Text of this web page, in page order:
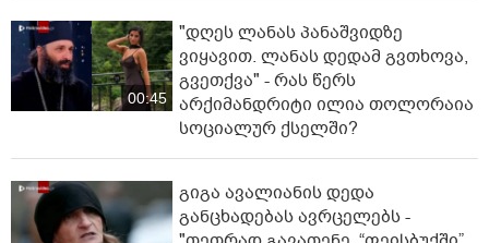
00:45
"დღეს ლანას პანაშვიდზე
ვიყავით. ლანას დედამ გვთხოვა,
გვეთქვა" - რას წერს
არქიმანდრიტი ილია თოლორაია
სოციალურ ქსელში?
გიგა ავალიანის დედა
განცხადებას ავრცელებს -